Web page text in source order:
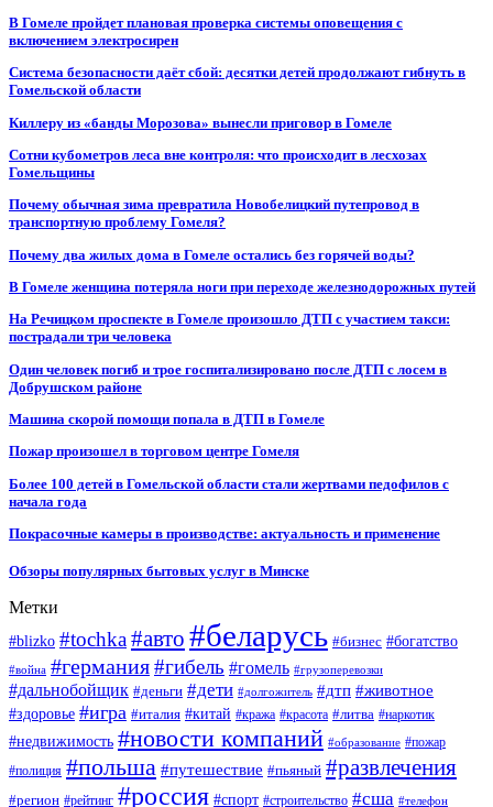
В Гомеле пройдет плановая проверка системы оповещения с
включением электросирен
Система безопасности даёт сбой: десятки детей продолжают гибнуть в
Гомельской области
Киллеру из «банды Морозова» вынесли приговор в Гомеле
Сотни кубометров леса вне контроля: что происходит в лесхозах
Гомельщины
Почему обычная зима превратила Новобелицкий путепровод в
транспортную проблему Гомеля?
Почему два жилых дома в Гомеле остались без горячей воды?
В Гомеле женщина потеряла ноги при переходе железнодорожных путей
На Речицком проспекте в Гомеле произошло ДТП с участием такси:
пострадали три человека
Один человек погиб и трое госпитализировано после ДТП с лосем в
Добрушском районе
Машина скорой помощи попала в ДТП в Гомеле
Пожар произошел в торговом центре Гомеля
Более 100 детей в Гомельской области стали жертвами педофилов с
начала года
Покрасочные камеры в производстве: актуальность и применение
Обзоры популярных бытовых услуг в Минске
Метки
#blizko #tochka#авто #беларусь #бизнес #богатство
#война #германия#гибель #гомель #грузоперевозки
#дальнобойщик #деньги #дети #долгожитель #дтп #животное
#здоровье #игра #италия #китай #кража #красота #литва #наркотик
#недвижимость #новости компаний #образование #пожар
#полиция #польша #путешествие #пьяный #развлечения
#регион #рейтинг #россия #спорт #строительство #сша #телефон